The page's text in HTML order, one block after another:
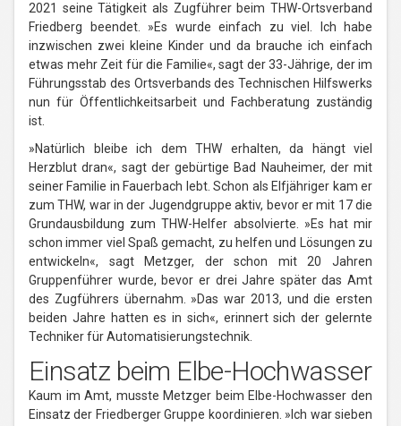
2021 seine Tätigkeit als Zugführer beim THW-Ortsverband
Friedberg beendet. »Es wurde einfach zu viel. Ich habe
inzwischen zwei kleine Kinder und da brauche ich einfach
etwas mehr Zeit für die Familie«, sagt der 33-Jährige, der im
Führungsstab des Ortsverbands des Technischen Hilfswerks
nun für Öffentlichkeitsarbeit und Fachberatung zuständig
ist.
»Natürlich bleibe ich dem THW erhalten, da hängt viel
Herzblut dran«, sagt der gebürtige Bad Nauheimer, der mit
seiner Familie in Fauerbach lebt. Schon als Elfjähriger kam er
zum THW, war in der Jugendgruppe aktiv, bevor er mit 17 die
Grundausbildung zum THW-Helfer absolvierte. »Es hat mir
schon immer viel Spaß gemacht, zu helfen und Lösungen zu
entwickeln«, sagt Metzger, der schon mit 20 Jahren
Gruppenführer wurde, bevor er drei Jahre später das Amt
des Zugführers übernahm. »Das war 2013, und die ersten
beiden Jahre hatten es in sich«, erinnert sich der gelernte
Techniker für Automatisierungstechnik.
Einsatz beim Elbe-Hochwasser
Kaum im Amt, musste Metzger beim Elbe-Hochwasser den
Einsatz der Friedberger Gruppe koordinieren. »Ich war sieben